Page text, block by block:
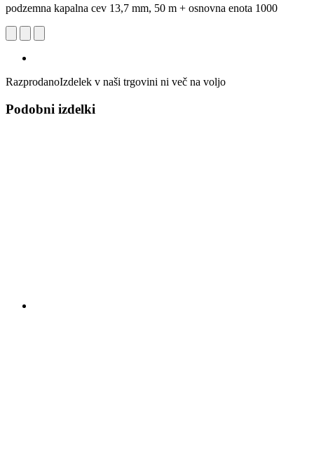
podzemna kapalna cev 13,7 mm, 50 m + osnovna enota 1000
RazprodanoIzdelek v naši trgovini ni več na voljo
Podobni izdelki